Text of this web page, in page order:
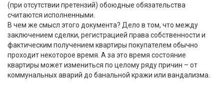
(при отсутствии претензий) обоюдные обязательства
считаются исполненными.
В чем же смысл этого документа? Дело в том, что между
заключением сделки, регистрацией права собственности и
фактическим получением квартиры покупателем обычно
проходит некоторое время. А за это время состояние
квартиры может измениться по целому ряду причин – от
коммунальных аварий до банальной кражи или вандализма.